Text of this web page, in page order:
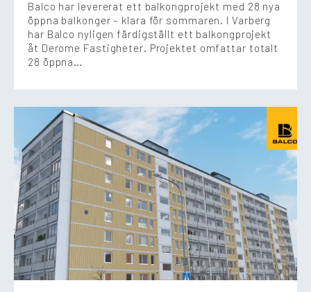
Balco har levererat ett balkongprojekt med 28 nya
öppna balkonger – klara för sommaren. I Varberg
har Balco nyligen färdigställt ett balkongprojekt
åt Derome Fastigheter. Projektet omfattar totalt
28 öppna…